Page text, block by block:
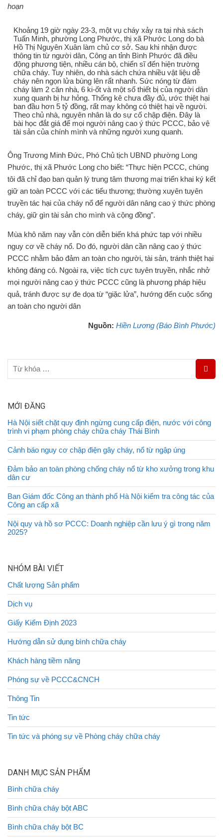
hoạn
Khoảng 19 giờ ngày 23-3, một vụ cháy xảy ra tại nhà sách
Tuấn Minh, phường Long Phước, thị xã Phước Long do bà
Hồ Thị Nguyên Xuân làm chủ cơ sở. Sau khi nhận được
thông tin từ người dân, Công an tỉnh Bình Phước đã điều
động phương tiện, nhiều cán bộ, chiến sĩ đến hiện trường
chữa cháy. Tuy nhiên, do nhà sách chứa nhiều vật liệu dễ
cháy nên ngọn lửa bùng lên rất nhanh. Sức nóng từ đám
cháy làm 2 căn nhà, 6 ki-ốt và một số thiết bị của người dân
xung quanh bị hư hỏng. Thống kê chưa đầy đủ, ước thiệt hại
ban đầu hơn 5 tỷ đồng, rất may không có thiệt hại về người.
Theo chủ nhà, nguyên nhân là do sự cố chập điện. Đây là
bài học đắt giá để mọi người nâng cao ý thức PCCC, bảo vệ
tài sản của chính mình và những người xung quanh.
Ông Trương Minh Đức, Phó Chủ tịch UBND phường Long
Phước, thị xã Phước Long cho biết: “Thực hiện PCCC, chúng
tôi đã chỉ đạo ban quản lý trung tâm thương mại triển khai ký kết
giữ an toàn PCCC với các tiểu thương; thường xuyên tuyên
truyền tác hại của cháy nổ để người dân nâng cao ý thức phòng
cháy, giữ gìn tài sản cho mình và cộng đồng”.
Mùa khô năm nay vẫn còn diễn biến khá phức tạp với nhiều
nguy cơ về cháy nổ. Do đó, người dân cần nâng cao ý thức
PCCC nhằm bảo đảm an toàn cho người, tài sản, tránh thiệt hại
không đáng có. Ngoài ra, việc tích cực tuyên truyền, nhắc nhở
mọi người nâng cao ý thức PCCC cũng là phương pháp hiệu
quả, tránh được sự đe dọa từ “giặc lửa”, hướng đến cuộc sống
an toàn cho người dân
Nguồn: Hiền Lương (Báo Bình Phước)
MỚI ĐĂNG
Hà Nội siết chặt quy định ngừng cung cấp điện, nước với công
trình vi phạm phòng cháy chữa cháy Thái Bình
Cảnh báo nguy cơ chập điện gây cháy, nổ từ ngập úng
Đảm bảo an toàn phòng chống cháy nổ từ kho xưởng trong khu
dân cư
Ban Giám đốc Công an thành phố Hà Nội kiểm tra công tác của
Công an cấp xã
Nội quy và hồ sơ PCCC: Doanh nghiệp cần lưu ý gì trong năm
2025?
NHÓM BÀI VIẾT
Chất lượng Sản phẩm
Dịch vụ
Giấy Kiểm Định 2023
Hướng dẫn sử dụng bình chữa cháy
Khách hàng tiềm năng
Phóng sự về PCCC&CNCH
Thông Tin
Tin tức
Tin tức và phóng sự về Phòng cháy chữa cháy
DANH MỤC SẢN PHẨM
Bình chữa cháy
Bình chữa cháy bột ABC
Bình chữa cháy bột BC